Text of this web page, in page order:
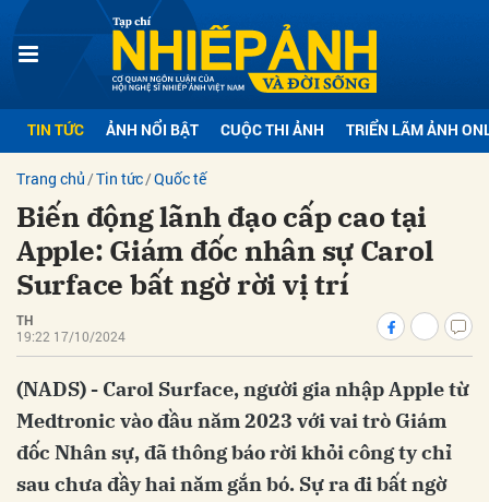
TIN TỨC ẢNH NỔI BẬT CUỘC THI ẢNH TRIỂN LÃM ẢNH
Trang chủ Tin tức Quốc tế
Biến động lãnh đạo cấp cao tại
Apple: Giám đốc nhân sự Carol
Surface bất ngờ rời vị trí
TH
19:22 17/10/2024
(NADS) - Carol Surface, người gia nhập Apple từ
Medtronic vào đầu năm 2023 với vai trò Giám
đốc Nhân sự, đã thông báo rời khỏi công ty chỉ
sau chưa đầy hai năm gắn bó. Sự ra đi bất ngờ
luận
Hủy